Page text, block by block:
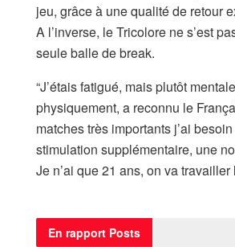
jeu, grâce à une qualité de retour
A l’inverse, le Tricolore ne s’est
seule balle de break.
“J’étais fatigué, mais plutôt
physiquement, a reconnu le
matches très importants j’ai besoin
stimulation supplémentaire, une
Je n’ai que 21 ans, on va travailler
En rapport Posts